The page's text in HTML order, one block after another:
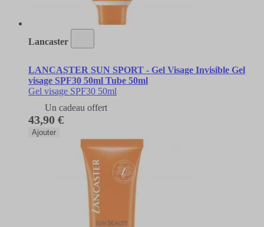
Lancaster
LANCASTER SUN SPORT - Gel Visage Invisible Gel
visage SPF30 50ml Tube 50ml
Gel visage SPF30 50ml
Un cadeau offert
43,90 €
Ajouter